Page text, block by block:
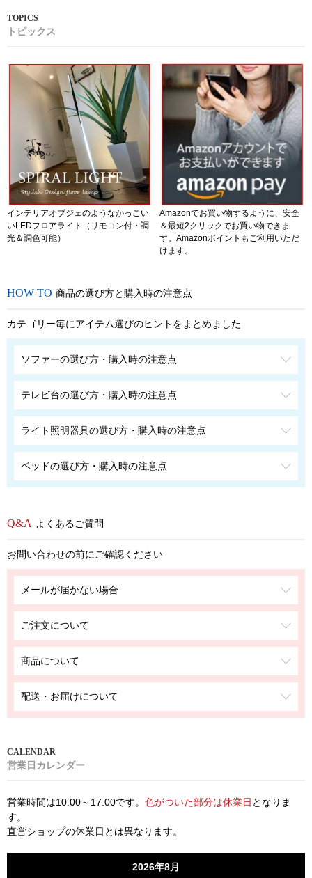
トピックス
インテリアオブジェのようなかっこい
いLEDフロアライト（リモコン付・調
光＆調色可能）
Amazonでお買い物するように、安全
＆最短2クリックでお買い物できま
す。Amazonポイントもご利用いただ
けます。
商品の選び方と購入時の注意点
カテゴリー毎にアイテム選びのヒントをまとめました
ソファーの選び方・購入時の注意点
テレビ台の選び方・購入時の注意点
ライト照明器具の選び方・購入時の注意点
ベッドの選び方・購入時の注意点
よくあるご質問
お問い合わせの前にご確認ください
メールが届かない場合
ご注文について
商品について
配送・お届けについて
営業日カレンダー
営業時間は10:00～17:00です。 色がついた部分は休業日 となりま
す。
直営ショップの休業日とは異なります。
2026年8月